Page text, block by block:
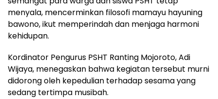
menyala, mencerminkan filosofi mamayu hayuning
bawono, ikut memperindah dan menjaga harmoni
kehidupan.
Kordinator Pengurus PSHT Ranting Mojoroto, Adi
Wijaya, menegaskan bahwa kegiatan tersebut murni
didorong oleh kepedulian terhadap sesama yang
sedang tertimpa musibah.